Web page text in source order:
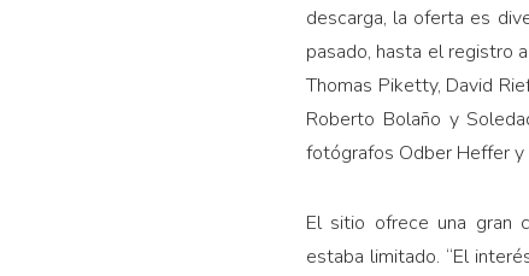
descarga, la oferta es
pasado, hasta el registro
Thomas Piketty, David
Roberto Bolaño y
fotógrafos Odber Heffer y
El sitio ofrece una gran
estaba limitado. “El